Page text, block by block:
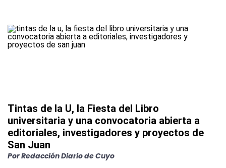
Tintas de la U, la Fiesta del Libro
universitaria y una convocatoria abierta a
editoriales, investigadores y proyectos de
San Juan
PorRedacción Diario de Cuyo